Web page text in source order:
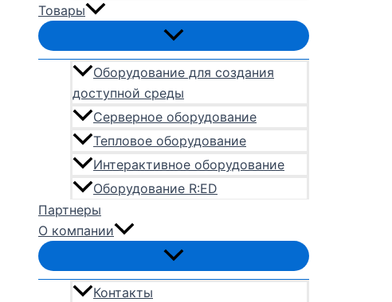
Товары
Оборудование для создания
доступной среды
Серверное оборудование
Тепловое оборудование
Интерактивное оборудование
Оборудование R:ED
Партнеры
О компании
Контакты